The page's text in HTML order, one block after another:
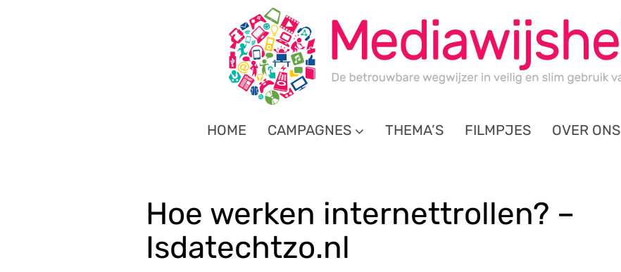
HOME CAMPAGNES THEMA’S FILMPJES OVER ONS
Hoe werken internettrollen? –
Isdatechtzo.nl